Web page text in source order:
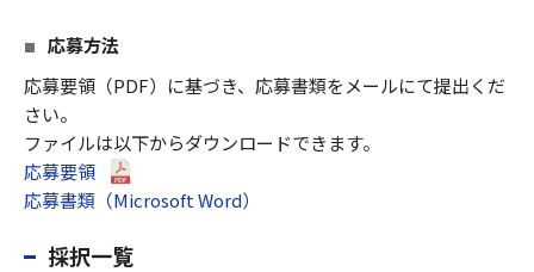
応募方法
応募要領（PDF）に基づき、応募書類をメールにて提出くだ
さい。
ファイルは以下からダウンロードできます。
応募要領
応募書類（Microsoft Word）
採択一覧